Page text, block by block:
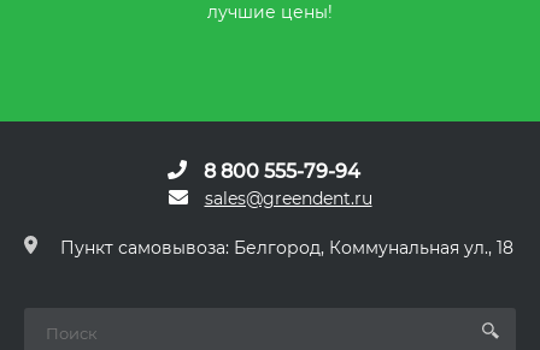
лучшие цены!
8 800 555-79-94
sales@greendent.ru
Пункт самовывоза: Белгород, Коммунальная ул., 18